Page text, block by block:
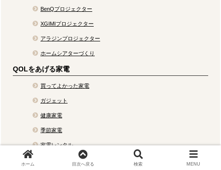
BenQプロジェクター
XGIMIプロジェクター
アラジンプロジェクター
ホームシアターづくり
QOLをあげる家電
買ってよかった家電
ガジェット
健康家電
季節家電
家電レンタル
ホーム 目次へ戻る 検索 MENU